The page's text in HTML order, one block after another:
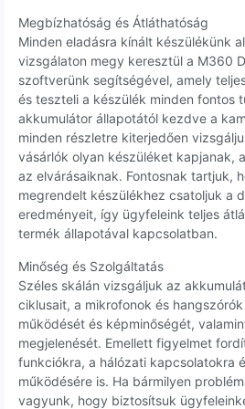
Megbízhatóság és Átláthatóság
Minden eladásra kínált készülékünk
vizsgálaton megy keresztül a M360
szoftverünk segítségével, amely
és teszteli a készülék minden fontos
akkumulátor állapotától kezdve a
minden részletre kiterjedően
vásárlók olyan készüléket kapjanak,
az elvárásaiknak. Fontosnak tartjuk,
megrendelt készülékhez csatoljuk a
eredményeit, így ügyfeleink teljes
termék állapotával kapcsolatban.
Minőség és Szolgáltatás
Széles skálán vizsgáljuk az
ciklusait, a mikrofonok és
működését és képminőségét,
megjelenését. Emellett figyelmet
funkciókra, a hálózati kapcsolatokra
működésére is. Ha bármilyen
vagyunk, hogy biztosítsuk